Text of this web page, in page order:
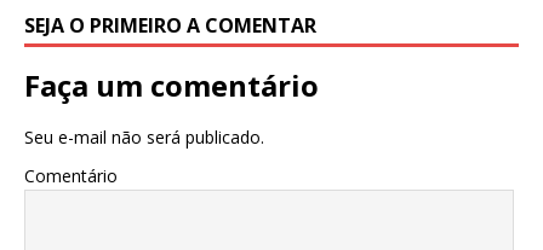
k
SEJA O PRIMEIRO A COMENTAR
Faça um comentário
Seu e-mail não será publicado.
Comentário